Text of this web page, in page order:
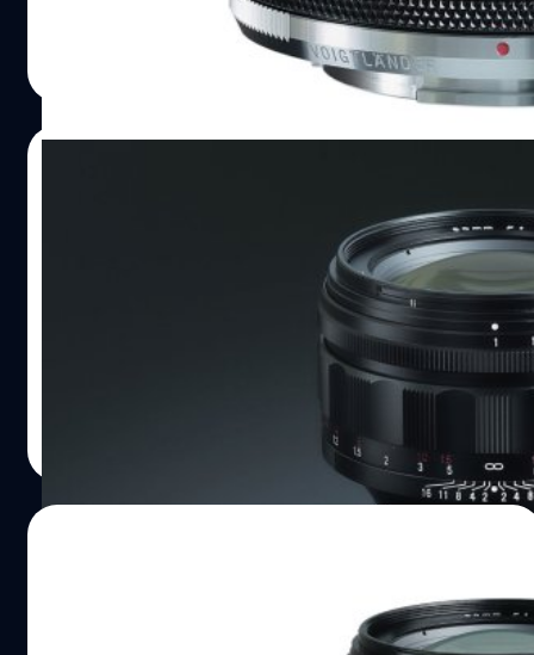
ทำให้เราโฟกัสได้ใกล้ขึ้นกว่าที่ตัวเลนส์เดิม ๆ ทำได้
| 1662 days ago
เปิดตัว Voigtlander Nokton 50mm f/1
Aspherical VM สุดยอดเลนส์ไวแสง
Cosina เปิดตัวเลนส์ 'Voigtlander Nokton 50mm f/1
Aspherical VM' สุดยอดเลนส์มือหมุนไวแสง ที่สว่างที่สุด
ตั้งแต่เคยผลิตมาสำหรับกล้องฟูลเฟรม ในเมาท์ VM (ใช้ร่วม
Aspherical VM เลนส์ไวแสงเมาท์ Leica M